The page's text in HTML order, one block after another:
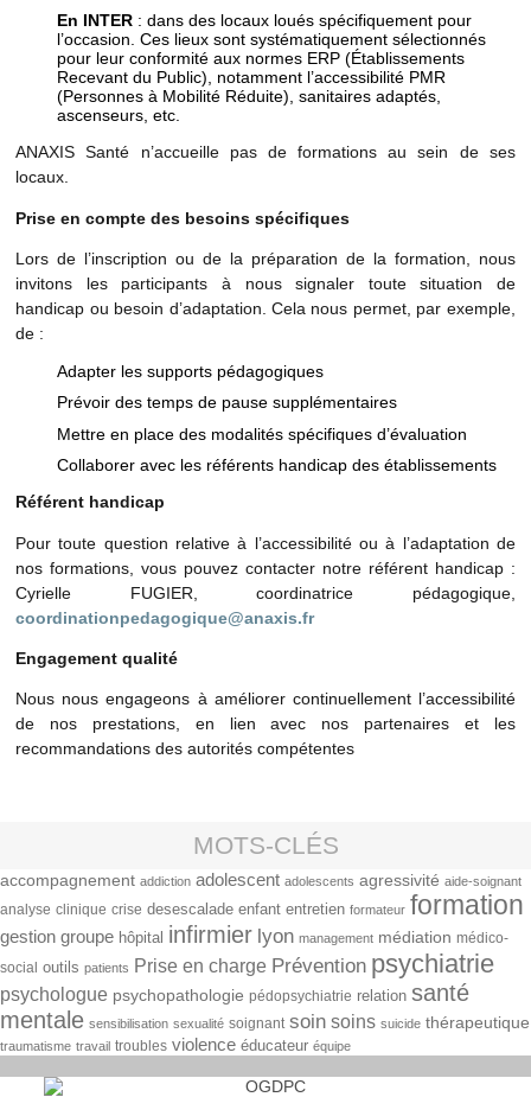
En INTER : dans des locaux loués spécifiquement pour
l’occasion. Ces lieux sont systématiquement sélectionnés
pour leur conformité aux normes ERP (Établissements
Recevant du Public), notamment l’accessibilité PMR
(Personnes à Mobilité Réduite), sanitaires adaptés,
ascenseurs, etc.
ANAXIS Santé n’accueille pas de formations au sein de ses
locaux.
Prise en compte des besoins spécifiques
Lors de l’inscription ou de la préparation de la formation, nous
invitons les participants à nous signaler toute situation de
handicap ou besoin d’adaptation. Cela nous permet, par exemple,
de :
Adapter les supports pédagogiques
Prévoir des temps de pause supplémentaires
Mettre en place des modalités spécifiques d’évaluation
Collaborer avec les référents handicap des établissements
Référent handicap
Pour toute question relative à l’accessibilité ou à l’adaptation de
nos formations, vous pouvez contacter notre référent handicap :
Cyrielle FUGIER, coordinatrice pédagogique,
coordinationpedagogique@anaxis.fr
Engagement qualité
Nous nous engageons à améliorer continuellement l’accessibilité
de nos prestations, en lien avec nos partenaires et les
recommandations des autorités compétentes
MOTS-CLÉS
accompagnement addiction adolescent adolescents agressivité aide-soignant
analyse clinique crise desescalade enfant entretien formateur formation
gestion groupe hôpital infirmier lyon management médiation médico-
social outils patients Prise en charge Prévention psychiatrie
psychologue psychopathologie pédopsychiatrie relation santé
mentale sensibilisation sexualité soignant soin soins suicide thérapeutique
traumatisme travail troubles violence éducateur équipe